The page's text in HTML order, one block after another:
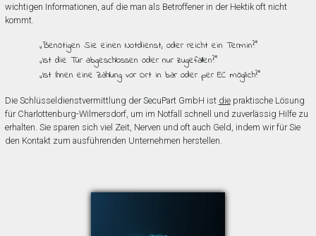
wichtigen Informationen, auf die man als Betroffener in der Hektik oft nicht
kommt.
„Benötigen Sie einen Notdienst, oder reicht ein Termin?”
„Ist die Tür abgeschlossen oder nur zugefallen?”
„Ist Ihnen eine Zahlung vor Ort in bar oder per EC möglich?”
Die Schlüsseldienstvermittlung der SecuPart GmbH ist diepraktische Lösung
für Charlottenburg-Wilmersdorf, um im Notfall schnell und zuverlässig Hilfe zu
erhalten. Sie sparen sich viel Zeit, Nerven und oft auch Geld, indem wir für Sie
den Kontakt zum ausführenden Unternehmen herstellen.